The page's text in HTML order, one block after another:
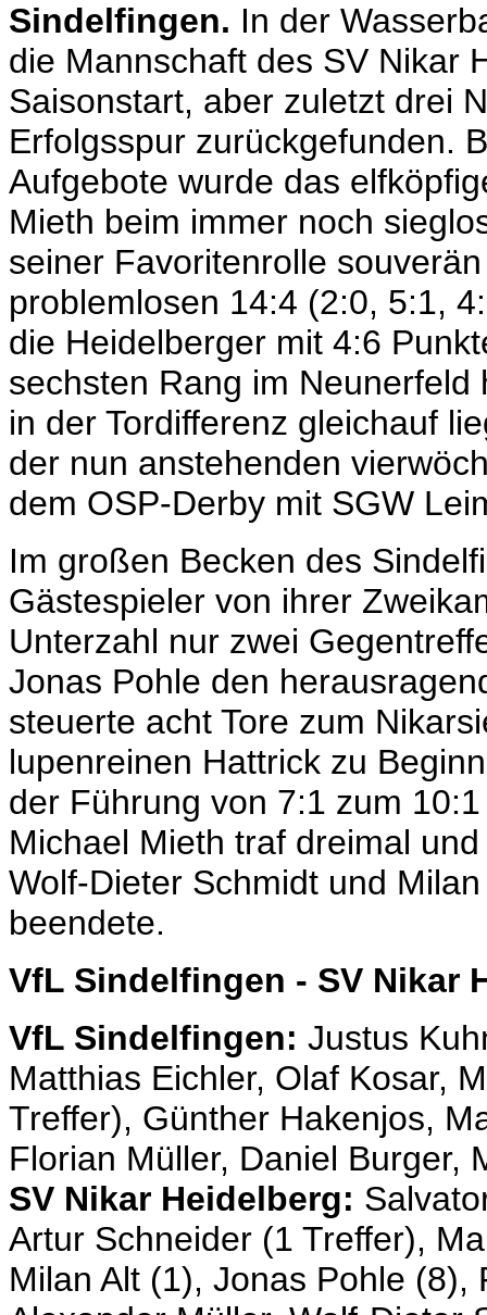
Sindelfingen. In der
die Mannschaft des SV Nikar
Saisonstart, aber zuletzt drei
Erfolgsspur zurückgefunden.
Aufgebote wurde das
Mieth beim immer noch
seiner Favoritenrolle
problemlosen 14:4 (2:0, 5:1,
die Heidelberger mit 4:6
sechsten Rang im
in der Tordifferenz gleichauf
der nun anstehenden
dem OSP-Derby mit SGW
Im großen Becken des
Gästespieler von ihrer
Unterzahl nur zwei
Jonas Pohle den
steuerte acht Tore zum
lupenreinen Hattrick zu
der Führung von 7:1 zum
Michael Mieth traf dreimal
Wolf-Dieter Schmidt und
beendete.
VfL Sindelfingen - SV Nikar
VfL Sindelfingen: Justus
Matthias Eichler, Olaf Kosar,
Treffer), Günther Hakenjos,
Florian Müller, Daniel Burger,
SV Nikar Heidelberg:
Artur Schneider (1 Treffer),
Milan Alt (1), Jonas Pohle